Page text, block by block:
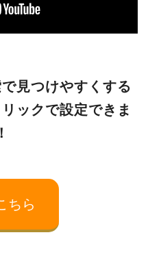
見つけやすくする
ックで設定できま
ちら